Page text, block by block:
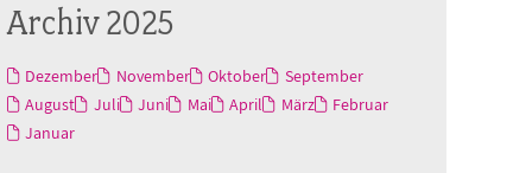
Archiv 2025
Dezember November Oktober
September
August
Juli Juni Mai April März
Februar
Januar